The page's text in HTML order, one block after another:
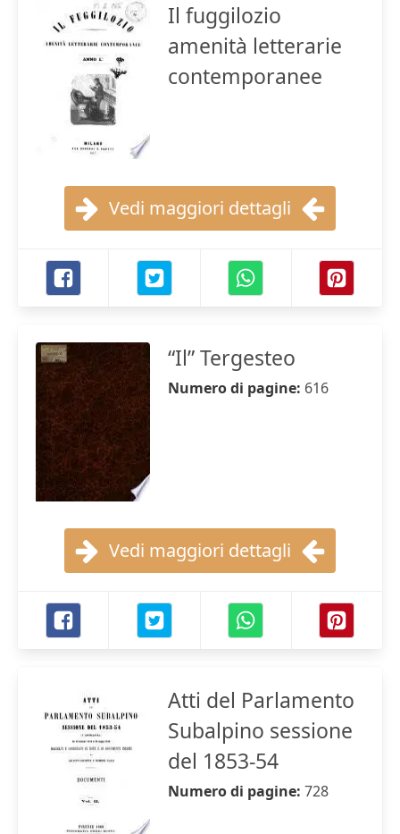
Il fuggilozio
amenità letterarie
contemporanee
Vedi maggiori dettagli
“Il” Tergesteo
Numero di pagine: 616
Vedi maggiori dettagli
Atti del Parlamento
Subalpino sessione
del 1853-54
Numero di pagine: 728